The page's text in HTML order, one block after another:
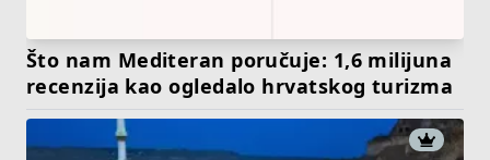
Što nam Mediteran poručuje: 1,6 milijuna
recenzija kao ogledalo hrvatskog turizma